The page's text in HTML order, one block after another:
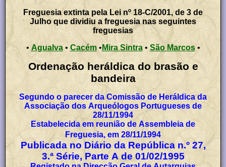
Freguesia extinta pela Lei nº 18-C/2001, de 3 de
Julho que dividiu a freguesia nas seguintes
freguesias
• Agualva• Cacém• Mira Sintra• São Marcos•
Ordenação heráldica do brasão e
bandeira
Segundo o parecer da Comissão de Heráldica da
Associação dos Arqueólogos Portugueses de
28/11/1994
Estabelecida em reunião de Assembleia de
Freguesia, em 28/11/1994
Publicada no Diário da República n.º 27,
3.ª Série, Parte A de 01/02/1995